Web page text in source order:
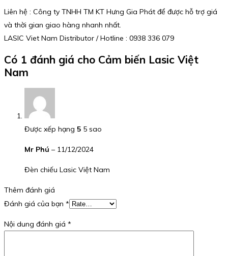
Liên hệ : Công ty TNHH TM KT Hưng Gia Phát để được hỗ trợ giá
và thời gian giao hàng nhanh nhất.
LASIC Viet Nam Distributor / Hotline : 0938 336 079
Có 1 đánh giá cho Cảm biến Lasic Việt
Nam
Được xếp hạng 5 5 sao
Mr Phú – 11/12/2024
Đèn chiếu Lasic Việt Nam
Thêm đánh giá
Đánh giá của bạn *
Nội dung đánh giá *